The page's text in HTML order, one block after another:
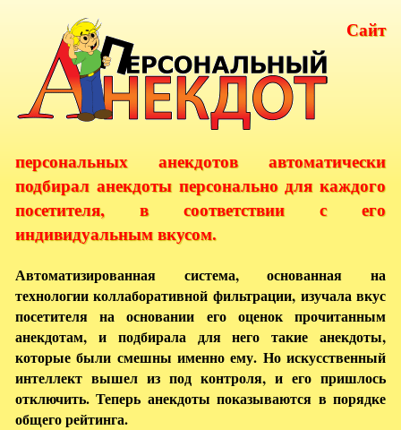
Сайт
персональных анекдотов автоматически
подбирал анекдоты персонально для каждого
посетителя, в соответствии с его
индивидуальным вкусом.
Автоматизированная система, основанная на
технологии коллаборативной фильтрации, изучала вкус
посетителя на основании его оценок прочитанным
анекдотам, и подбирала для него такие анекдоты,
которые были смешны именно ему. Но искусственный
интеллект вышел из под контроля, и его пришлось
отключить. Теперь анекдоты показываются в порядке
общего рейтинга.